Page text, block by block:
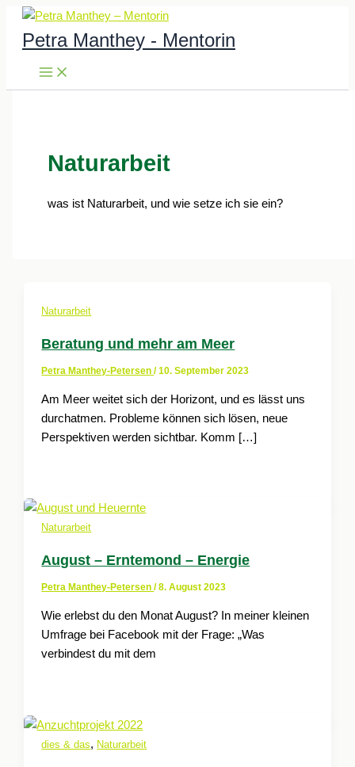
Zum
Inhalt
springen
Petra Manthey - Mentorin
Naturarbeit
was ist Naturarbeit, und wie setze ich sie ein?
Naturarbeit
Beratung und mehr am Meer
Petra Manthey-Petersen/10. September 2023
Am Meer weitet sich der Horizont, und es lässt uns
durchatmen. Probleme können sich lösen, neue
Perspektiven werden sichtbar. Komm […]
Naturarbeit
August – Erntemond – Energie
Petra Manthey-Petersen/8. August 2023
Wie erlebst du den Monat August? In meiner kleinen
Umfrage bei Facebook mit der Frage: „Was
verbindest du mit dem
dies & das, Naturarbeit